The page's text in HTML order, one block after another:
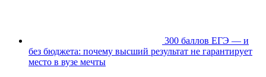
300 баллов ЕГЭ — и
без бюджета: почему высший результат не гарантирует
место в вузе мечты